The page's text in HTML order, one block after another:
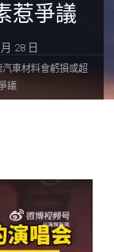
惹爭議
28 日
汽車材料會虧損或超
議